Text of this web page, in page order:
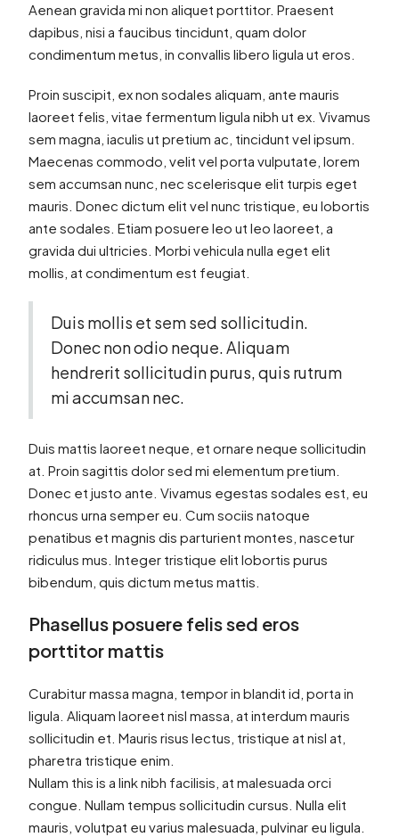
Aenean gravida mi non aliquet porttitor. Praesent
dapibus, nisi a faucibus tincidunt, quam dolor
condimentum metus, in convallis libero ligula ut eros.
Proin suscipit, ex non sodales aliquam, ante mauris
laoreet felis, vitae fermentum ligula nibh ut ex. Vivamus
sem magna, iaculis ut pretium ac, tincidunt vel ipsum.
Maecenas commodo, velit vel porta vulputate, lorem
sem accumsan nunc, nec scelerisque elit turpis eget
mauris. Donec dictum elit vel nunc tristique, eu lobortis
ante sodales. Etiam posuere leo ut leo laoreet, a
gravida dui ultricies. Morbi vehicula nulla eget elit
mollis, at condimentum est feugiat.
Duis mollis et sem sed sollicitudin.
Donec non odio neque. Aliquam
hendrerit sollicitudin purus, quis rutrum
mi accumsan nec.
Duis mattis laoreet neque, et ornare neque sollicitudin
at. Proin sagittis dolor sed mi elementum pretium.
Donec et justo ante. Vivamus egestas sodales est, eu
rhoncus urna semper eu. Cum sociis natoque
penatibus et magnis dis parturient montes, nascetur
ridiculus mus. Integer tristique elit lobortis purus
bibendum, quis dictum metus mattis.
Phasellus posuere felis sed eros
porttitor mattis
Curabitur massa magna, tempor in blandit id, porta in
ligula. Aliquam laoreet nisl massa, at interdum mauris
sollicitudin et. Mauris risus lectus, tristique at nisl at,
pharetra tristique enim.
Nullam this is a link nibh facilisis, at malesuada orci
congue. Nullam tempus sollicitudin cursus. Nulla elit
mauris, volutpat eu varius malesuada, pulvinar eu ligula.